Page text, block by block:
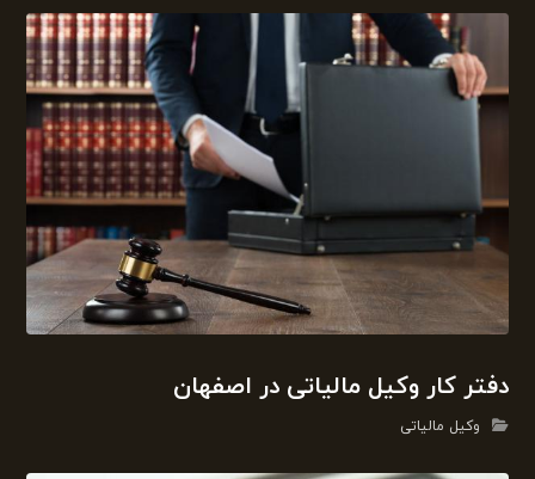
دفتر کار وکیل مالیاتی در اصفهان
وکیل مالیاتی